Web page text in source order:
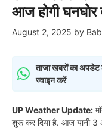
आज होगी घनघोर
August 2, 2025 by
ताजा खबरों का
ज्वाइन करें
UP Weather Update:
शुरू कर दिया है. आज यानी 3